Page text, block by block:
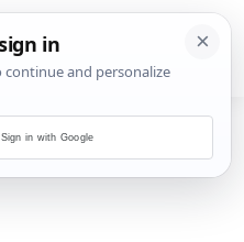
Sign in with Google